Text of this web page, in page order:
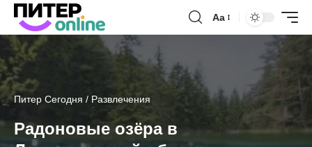
Аа
Питер Сегодня / Развлечения
Радоновые озёра в